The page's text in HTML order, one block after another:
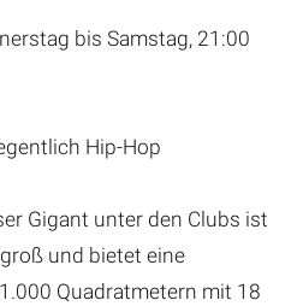
bis Samstag, 21:00
Hip-Hop
Gigant unter den Clubs ist
und bietet eine
Quadratmetern mit 18